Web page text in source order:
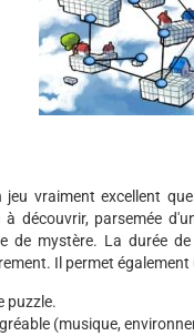
vraiment excellent
à découvrir, parsemée
de mystère. La durée
Il permet
puzzle.
(musique,